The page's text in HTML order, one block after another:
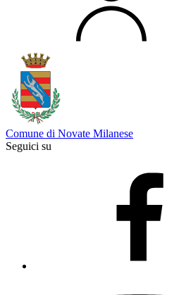
Comune di Novate Milanese
Seguici su